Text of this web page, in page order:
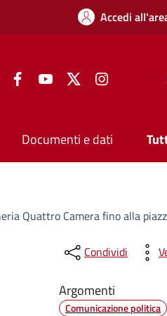
Accedi
FacebookYouTube Twitter
Documenti e dati
Quattro Camera fino alla
Condividi
Argomenti
Comunicazione politica